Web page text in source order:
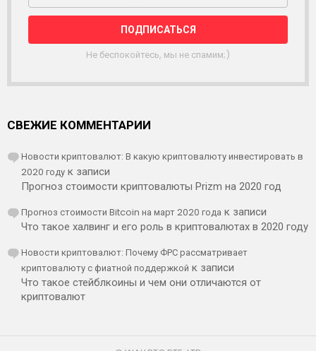
Ы
Л
К
Не беспокойтесь, мы не спамим;)
СВЕЖИЕ КОММЕНТАРИИ
Новости криптовалют: В какую криптовалюту инвестировать в
2020 году к записи
Прогноз стоимости криптовалюты Prizm на 2020 год
Прогноз стоимости Bitcoin на март 2020 года к записи
Что такое халвинг и его роль в криптовалютах в 2020 году
Новости криптовалют: Почему ФРС рассматривает
криптовалюту с фиатной поддержкой к записи
Что такое стейблкоины и чем они отличаются от
криптовалют